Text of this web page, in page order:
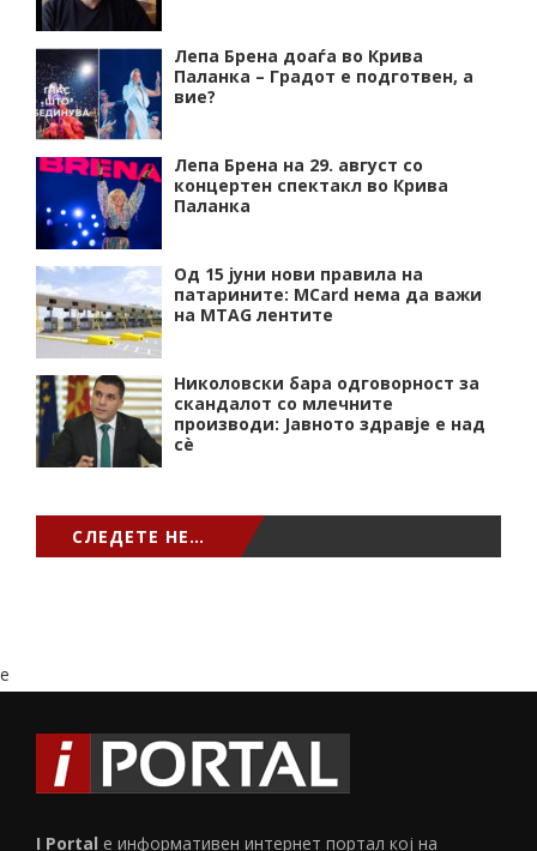
Лепа Брена доаѓа во Крива
Паланка – Градот е подготвен, а
вие?
Лепа Брена на 29. август со
концертен спектакл во Крива
Паланка
Од 15 јуни нови правила на
патарините: MCard нема да важи
на MTAG лентите
Николовски бара одговорност за
скандалот со млечните
производи: Јавното здравје е над
сѐ
СЛЕДЕТЕ НЕ…
e
I Portal е информативен интернет портал кој на